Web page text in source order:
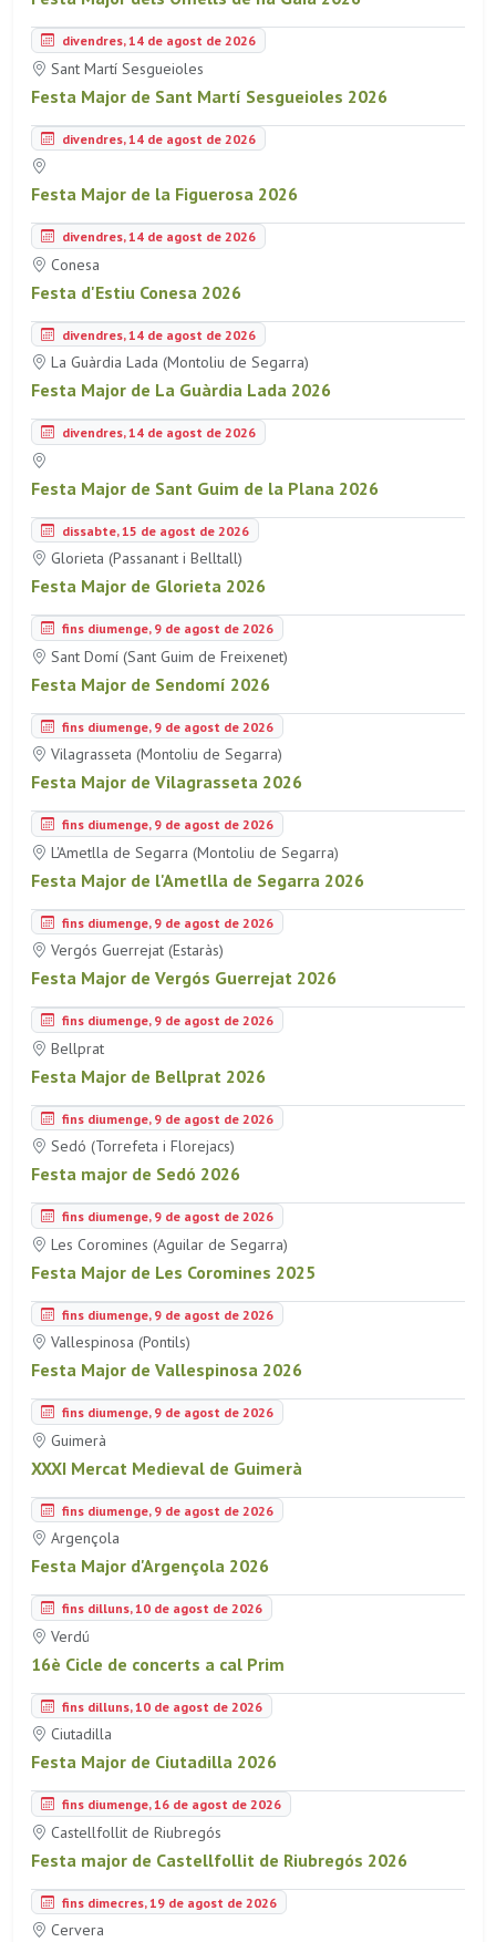
divendres, 14 de agost de 2026
Sant Martí Sesgueioles
Festa Major de Sant Martí Sesgueioles 2026
divendres, 14 de agost de 2026
Festa Major de la Figuerosa 2026
divendres, 14 de agost de 2026
Conesa
Festa d'Estiu Conesa 2026
divendres, 14 de agost de 2026
La Guàrdia Lada (Montoliu de Segarra)
Festa Major de La Guàrdia Lada 2026
divendres, 14 de agost de 2026
Festa Major de Sant Guim de la Plana 2026
dissabte, 15 de agost de 2026
Glorieta (Passanant i Belltall)
Festa Major de Glorieta 2026
fins diumenge, 9 de agost de 2026
Sant Domí (Sant Guim de Freixenet)
Festa Major de Sendomí 2026
fins diumenge, 9 de agost de 2026
Vilagrasseta (Montoliu de Segarra)
Festa Major de Vilagrasseta 2026
fins diumenge, 9 de agost de 2026
L'Ametlla de Segarra (Montoliu de Segarra)
Festa Major de l'Ametlla de Segarra 2026
fins diumenge, 9 de agost de 2026
Vergós Guerrejat (Estaràs)
Festa Major de Vergós Guerrejat 2026
fins diumenge, 9 de agost de 2026
Bellprat
Festa Major de Bellprat 2026
fins diumenge, 9 de agost de 2026
Sedó (Torrefeta i Florejacs)
Festa major de Sedó 2026
fins diumenge, 9 de agost de 2026
Les Coromines (Aguilar de Segarra)
Festa Major de Les Coromines 2025
fins diumenge, 9 de agost de 2026
Vallespinosa (Pontils)
Festa Major de Vallespinosa 2026
fins diumenge, 9 de agost de 2026
Guimerà
XXXI Mercat Medieval de Guimerà
fins diumenge, 9 de agost de 2026
Argençola
Festa Major d'Argençola 2026
fins dilluns, 10 de agost de 2026
Verdú
16è Cicle de concerts a cal Prim
fins dilluns, 10 de agost de 2026
Ciutadilla
Festa Major de Ciutadilla 2026
fins diumenge, 16 de agost de 2026
Castellfollit de Riubregós
Festa major de Castellfollit de Riubregós 2026
fins dimecres, 19 de agost de 2026
Cervera